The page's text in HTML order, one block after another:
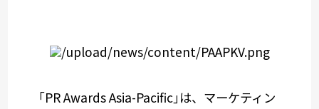
｢PR Awards Asia-Pacific｣は、マーケティン